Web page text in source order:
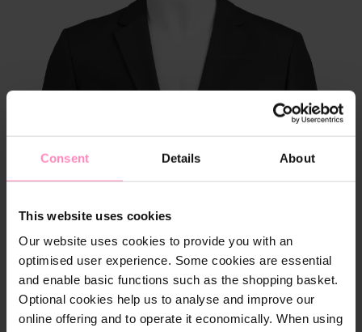
Consent Details About
This website uses cookies
Our website uses cookies to provide you with an
optimised user experience. Some cookies are essential
and enable basic functions such as the shopping basket.
Optional cookies help us to analyse and improve our
online offering and to operate it economically. When using